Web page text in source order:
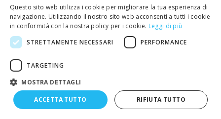
mm
Morsettiere doppia fila passo 6,35mm
Morsettiere doppia fila passo 9,52mm
Morsettiere doppia fila SHIMOCO FR330
serie S500
Piastrine numerate per morsettiere doppia
Morsettiera singola fila in resina poliest.
per circ. stampato serie AL200-AL300
Morsettiera singola fila SHIMOCO per
Questo sito web utilizza i cookie per migliorare la tua esperienza di
navigazione. Utilizzando il nostro sito web acconsenti a tutti i cookie
in conformità con la nostra policy per i cookie. Leggi di più
STRETTAMENTE NECESSARI
PERFORMANCE
TARGETING
MOSTRA DETTAGLI
ACCETTA TUTTO RIFIUTA TUTTO